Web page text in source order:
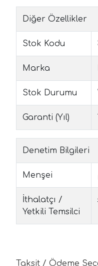
Diğer Özellikler
Stok Kodu
Marka
Stok Durumu
Garanti (Yıl)
Denetim Bilgileri
Menşei
İthalatçı /
Yetkili Temsilci
Taksit / Ödeme